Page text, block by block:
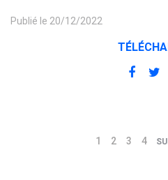
Publié le 20/12/2022
1 2 3 4